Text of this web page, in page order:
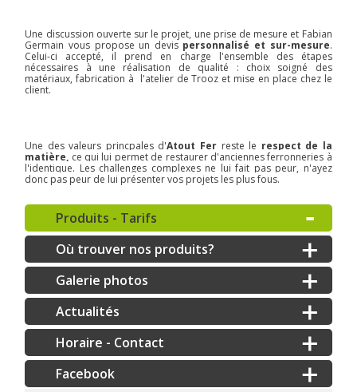
Une discussion ouverte sur le projet, une prise de mesure et Fabian
Germain vous propose un devis personnalisé et sur-mesure.
Celui-ci accepté, il prend en charge l'ensemble des étapes
nécessaires à une réalisation de qualité : choix soigné des
matériaux, fabrication à l'atelier de Trooz et mise en place chez le
client.
Une des valeurs princpales d'Atout Fer reste le respect de la
matière, ce qui lui permet de restaurer d'anciennes ferronneries à
l'identique. Les challenges complexes ne lui fait pas peur, n'ayez
donc pas peur de lui présenter vos projets les plus fous.
Produits - Tarifs
Où trouver nos produits?
Galerie photos
Actualités
Horaire - Contact